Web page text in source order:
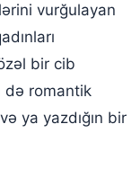
vurğulayan
bir cib
də romantik
ya yazdığın bir